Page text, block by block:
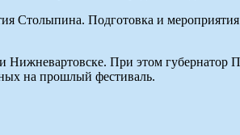
Подготовка и мероприятия
При этом губернатор
на прошлый фестиваль.